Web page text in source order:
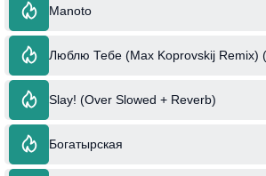
Manoto
Люблю Тебе (Max Koprovskij Remix)
Slay! (Over Slowed + Reverb)
Богатырская